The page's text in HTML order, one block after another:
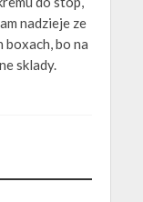
nadzieje ze
boxach, bo na
sklady.